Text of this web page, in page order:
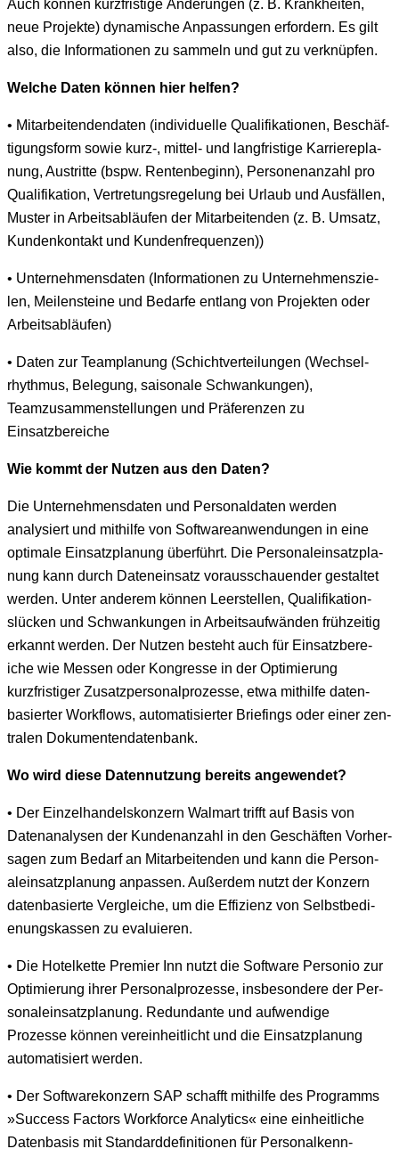
Auch kön­nen kurzfristige Änderun­gen (z. B. Krankheit­en,
neue Pro­jek­te) dynamis­che Anpas­sun­gen erfordern. Es gilt
also, die Infor­ma­tio­nen zu sam­meln und gut zu verknüpfen.
Welche Dat­en kön­nen hier helfen?
• Mitar­bei­t­en­den­dat­en (indi­vidu­elle Qual­i­fika­tio­nen, Beschäf­
ti­gungs­form sowie kurz‑, mit­tel- und langfristige Kar­ri­ere­pla­
nung, Aus­tritte (bspw. Renten­be­ginn), Per­so­n­e­nan­zahl pro
Qual­i­fika­tion, Vertre­tungsregelung bei Urlaub und Aus­fällen,
Muster in Arbeitsabläufen der Mitar­bei­t­en­den (z. B. Umsatz,
Kun­denkon­takt und Kundenfrequenzen))
• Unternehmens­dat­en (Infor­ma­tio­nen zu Unternehmen­szie­
len, Meilen­steine und Bedarfe ent­lang von Pro­jek­ten oder
Arbeitsabläufen)
• Dat­en zur Team­pla­nung (Schichtverteilun­gen (Wech­sel­
rhyth­mus, Bele­gung, saisonale Schwankun­gen),
Teamzusam­men­stel­lun­gen und Präferen­zen zu
Einsatzbereiche
Wie kommt der Nutzen aus den Daten?
Die Unternehmens­dat­en und Per­son­al­dat­en wer­den
analysiert und mith­il­fe von Soft­ware­an­wen­dun­gen in eine
opti­male Ein­satz­pla­nung über­führt. Die Per­son­alein­satz­pla­
nung kann durch Datenein­satz vorauss­chauen­der gestal­tet
wer­den. Unter anderem kön­nen Leer­stellen, Qual­i­fika­tion­
slück­en und Schwankun­gen in Arbeit­saufwän­den frühzeit­ig
erkan­nt wer­den. Der Nutzen beste­ht auch für Ein­satzbere­
iche wie Messen oder Kon­gresse in der Opti­mierung
kurzfristiger Zusatzper­son­al­prozesse, etwa mith­il­fe daten­
basiert­er Work­flows, automa­tisiert­er Brief­in­gs oder ein­er zen­
tralen Dokumentendatenbank.
Wo wird diese Daten­nutzung bere­its angewendet?
• Der Einzel­han­del­skonz­ern Wal­mart trifft auf Basis von
Date­n­analy­sen der Kun­de­nan­zahl in den Geschäften Vorher­
sagen zum Bedarf an Mitar­bei­t­en­den und kann die Per­son­
alein­satz­pla­nung anpassen. Außer­dem nutzt der Konz­ern
daten­basierte Ver­gle­iche, um die Effizienz von Selb­st­be­di­
enungskassen zu evaluieren.
• Die Hotelkette Pre­mier Inn nutzt die Soft­ware Per­so­nio zur
Opti­mierung ihrer Per­son­al­prozesse, ins­beson­dere der Per­
son­alein­satz­pla­nung. Redun­dante und aufwendi­ge
Prozesse kön­nen vere­in­heitlicht und die Ein­satz­pla­nung
automa­tisiert werden.
• Der Soft­warekonz­ern SAP schafft mith­il­fe des Pro­gramms
»Suc­cess Fac­tors Work­force Ana­lyt­ics« eine ein­heitliche
Daten­ba­sis mit Stan­dard­de­f­i­n­i­tio­nen für Per­son­alkenn­